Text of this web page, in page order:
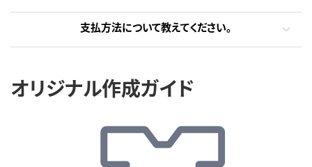
支払方法について教えてください。
オリジナル作成ガイド